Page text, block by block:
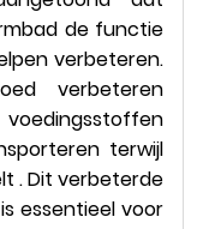
de functie
verbeteren.
verbeteren
terwijl
. Dit verbeterde
essentieel voor